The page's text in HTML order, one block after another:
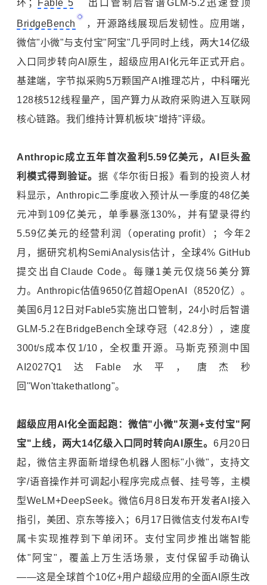
环； Fable 5 出口管制后智谱GLM-5.2迅速登顶
BridgeBench
，开源路线展现后发韧性。应用端，
微信"小微"与支付宝"阿宝"几乎同时上线，两大14亿级
入口同步转向AI原生，超级应用AI化元年正式开启。
基建端，字节拟采购5万颗国产AI推理芯片，中科曙光
128核512线程量产，国产算力从政府采购进入互联网
核心链路。我们维持计算机板块"增持"评级。
Anthropic成立五年首次盈利5.59亿美元，AI
巨头盈
利模式得到验证。 据《华尔街日报》看到的投资人材
料显示，Anthropic二季度收入预计从一季度的48亿美
元冲到109亿美元，单季暴涨130%，并有望录得约
5.59亿美元的经营利润（operating profit）；今年2
月，据研究机构SemiAnalysis估计，全球4% GitHub
提交出自Claude Code。每赚1美元仅烧56美分算
力。Anthropic估值9650亿首超OpenAI（8520亿）。
美国6月12日对Fable5实施出口管制，24小时后智谱
GLM-5.2在BridgeBench全球夺冠（42.8分），速度
300t/s成本仅1/10，全权重开源。马斯克预测中国
AI2027Q1达Fable水平，唐杰秒
回"Won'ttakethatlong"。
超级应用AI 化全面起跑：微信"小微"灰测+支付宝" 阿
宝" 上线，两大14亿级入口同时转向AI 原生。 6月20日
起，微信主界面新增绿色机器人图标"小微"，支持文
字/语音操作并可调起小程序完成点餐、挂号等，主模
型WeLM+DeepSeek。微信6月8日发布开发者AI接入
指引，美团、京东等接入；6月17日微信支付发布AI专
属卡实现推荐到下单闭环。支付宝同步推出端智能
体"阿宝"，覆盖上万生活场景，支付保留手动确认
——这是全球首个10亿+用户超级应用的全面AI原生改